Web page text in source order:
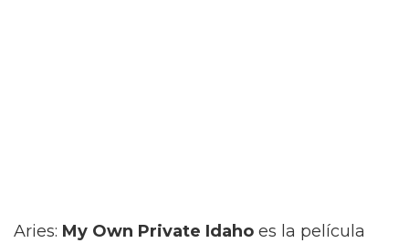
Aries: My Own Private Idaho es la película